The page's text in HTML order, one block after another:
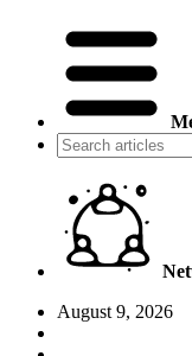
August 9, 2026